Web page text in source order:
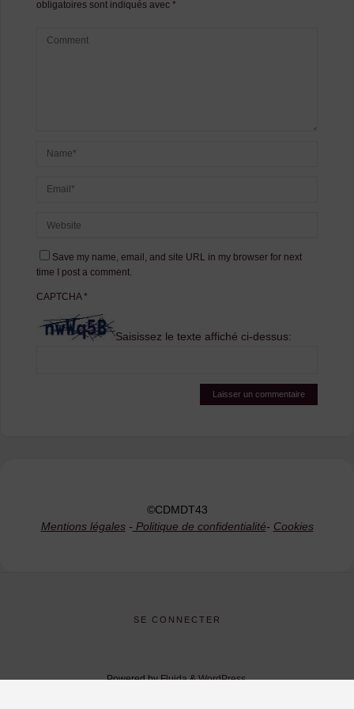
obligatoires sont indiqués avec *
Save my name, email, and site URL in my browser for next
time I post a comment.
CAPTCHA*
Saisissez le texte affiché ci-dessus:
©CDMDT43
Mentions légales- Politique de confidentialité- Cookies
SE CONNECTER
Powered byFluida&WordPress.